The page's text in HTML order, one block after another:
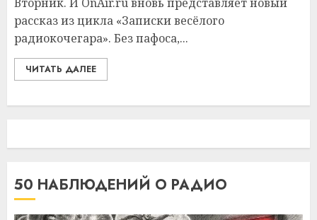
рассказ из цикла «Записки весёлого
радиокочегара». Без пафоса,...
ЧИТАТЬ ДАЛЕЕ
50 НАБЛЮДЕНИЙ О РАДИО